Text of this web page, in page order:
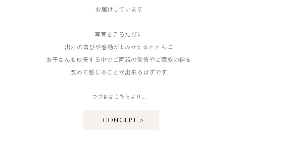
お届けしています
写真を見るたびに
出産の喜びや感動がよみがえるとともに
お子さんも成長する中で ご両親の愛情やご家族の絆を
改めて感じることが出来るはずです
つづきはこちらより...
CONCEPT >